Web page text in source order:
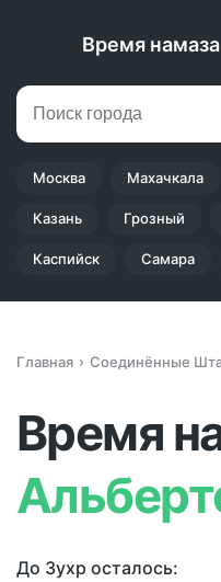
Время намаза
Москва Махачкала
Казань Грозный
Каспийск Самара
Главная Соединённые
Время
До Зухр осталось: